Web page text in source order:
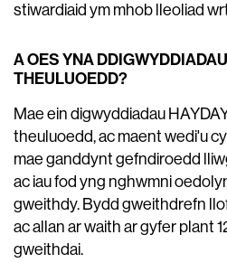
stiwardiaid ym mhob lleoliad
A OES YNA
THEULUOEDD?
Mae ein digwyddiadau
theuluoedd, ac maent wedi'u
mae ganddynt gefndiroedd
ac iau fod yng nghwmni
gweithdy. Bydd gweithdrefn
ac allan ar waith ar gyfer plant
gweithdai.